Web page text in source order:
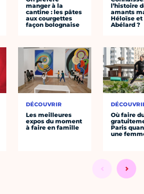
manger à la
cantine : les pâtes
aux courgettes
façon bolognaise
DÉCOUVRIR
Les meilleures
expos du moment
à faire en famille
l’histoire
amants
Héloïse et
Abélard ?
Où faire
Paris
une